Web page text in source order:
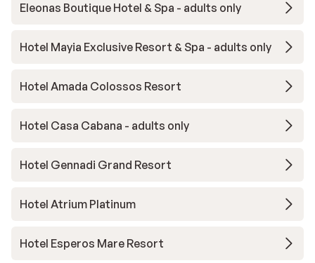
Eleonas Boutique Hotel & Spa - adults only
Hotel Mayia Exclusive Resort & Spa - adults only
Hotel Amada Colossos Resort
Hotel Casa Cabana - adults only
Hotel Gennadi Grand Resort
Hotel Atrium Platinum
Hotel Esperos Mare Resort